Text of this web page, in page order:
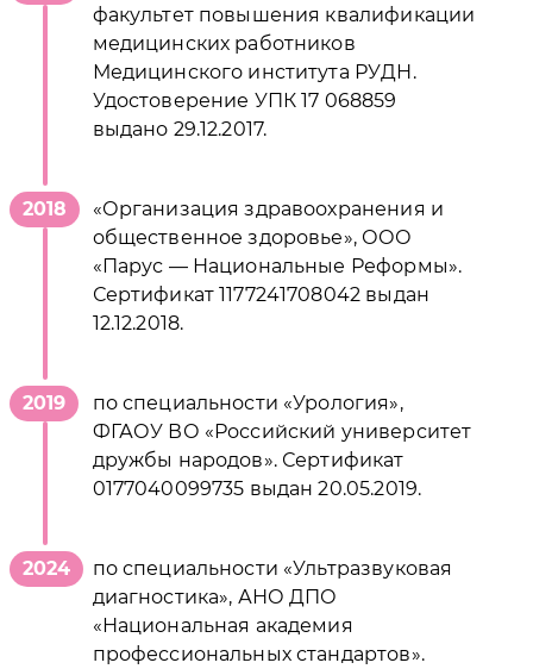
факультет повышения квалификации
медицинских работников
Медицинского института РУДН.
Удостоверение УПК 17 068859
выдано 29.12.2017.
2018
«Организация здравоохранения и
общественное здоровье», ООО
«Парус — Национальные Реформы».
Сертификат 1177241708042 выдан
12.12.2018.
2019
по специальности «Урология»,
ФГАОУ ВО «Российский университет
дружбы народов». Сертификат
0177040099735 выдан 20.05.2019.
2024
по специальности «Ультразвуковая
диагностика», АНО ДПО
«Национальная академия
профессиональных стандартов».